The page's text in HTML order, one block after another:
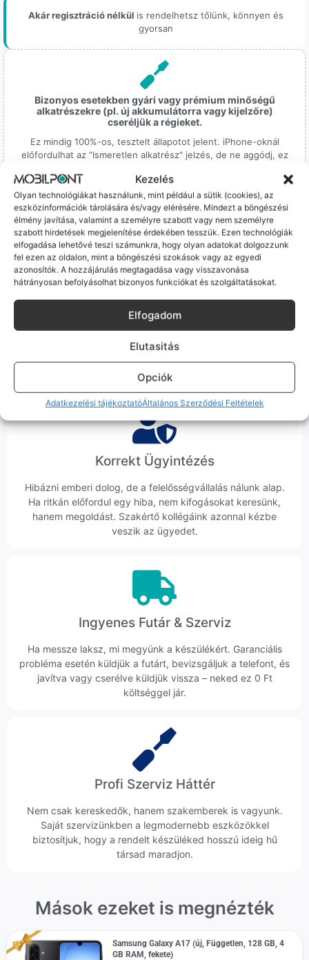
Kezelés
Olyan technológiákat használunk, mint például a sütik (cookies), az
eszközinformációk tárolására és/vagy elérésére. Mindezt a böngészési
élmény javítása, valamint a személyre szabott vagy nem személyre
szabott hirdetések megjelenítése érdekében tesszük. Ezen technológiák
elfogadása lehetővé teszi számunkra, hogy olyan adatokat dolgozzunk
fel ezen az oldalon, mint a böngészési szokások vagy az egyedi
azonosítók. A hozzájárulás megtagadása vagy visszavonása
hátrányosan befolyásolhat bizonyos funkciókat és szolgáltatásokat.
Elfogadom
Elutasitás
Opciók
Adatkezelési tájékoztatóÁltalános Szerződési Feltételek
Akár regisztráció nélkül is rendelhetsz tőlünk, könnyen és
gyorsan
Bizonyos esetekben gyári vagy prémium minőségű
alkatrészekre (pl. új akkumulátorra vagy kijelzőre)
cseréljük a régieket.
Ez mindig 100%-os, tesztelt állapotot jelent. iPhone-oknál
előfordulhat az "Ismeretlen alkatrész" jelzés, de ne aggódj, ez
tökéletesen és hibátlanul teszi a dolgát! Ha valahol (pl. Samsung
S-széria) a gyárinál rosszabb minőségű az alkatrész, azt a
termékleírásban külön jelezzük neked.
100% Elérhetőség
Sok éve a szegedi piac meghatározó szereplői vagyunk.
Nem egy arctalan webshop vagyunk: ha kérdésed van, élő
Korrekt Ügyintézés
Hibázni emberi dolog, de a felelősségvállalás nálunk alap.
Ha ritkán előfordul egy hiba, nem kifogásokat keresünk,
hanem megoldást. Szakértő kollégáink azonnal kézbe
veszik az ügyedet.
Ingyenes Futár & Szerviz
Ha messze laksz, mi megyünk a készülékért. Garanciális
probléma esetén küldjük a futárt, bevizsgáljuk a telefont, és
javítva vagy cserélve küldjük vissza – neked ez 0 Ft
költséggel jár.
Profi Szerviz Háttér
Nem csak kereskedők, hanem szakemberek is vagyunk.
Saját szervizünkben a legmodernebb eszközökkel
biztosítjuk, hogy a rendelt készüléked hosszú ideig hű
társad maradjon.
Mások ezeket is megnézték
Samsung Galaxy A17 (új, Független, 128 GB, 4
GB RAM, fekete)